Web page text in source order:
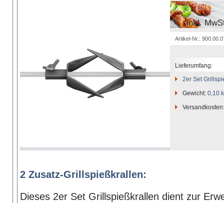
inkl.
Artikel-Nr.:
Lieferumfang:
2er Set
Gewicht: 0,10
2 Zusatz-Grillspießkrallen:
Dieses 2er Set Grillspießkrallen dient zur